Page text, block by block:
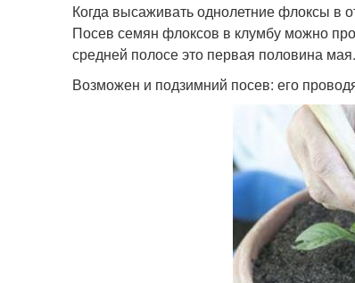
Когда высаживать однолетние флоксы в
Посев семян флоксов в клумбу можно
средней полосе это первая половина мая.
Возможен и подзимний посев: его